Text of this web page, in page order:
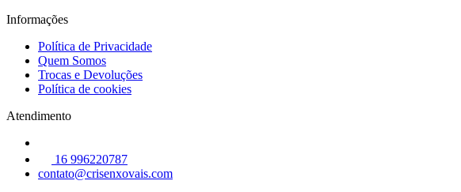
Informações
Política de Privacidade
Quem Somos
Trocas e Devoluções
Política de cookies
Atendimento
16 996220787
contato@crisenxovais.com